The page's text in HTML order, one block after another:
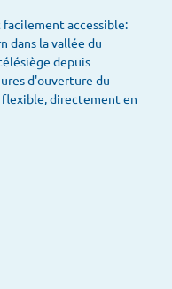
accessible:
dans la vallée du
depuis
d'ouverture du
directement en